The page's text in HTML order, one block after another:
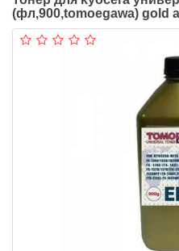
(фл,900,tomoegawa) gold